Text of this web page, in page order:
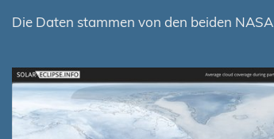
Die Daten stammen von den beiden